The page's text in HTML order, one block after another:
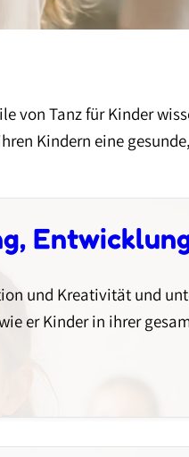
von Tanz für Kinder
Kindern eine
und Kreativität und
er Kinder in ihrer